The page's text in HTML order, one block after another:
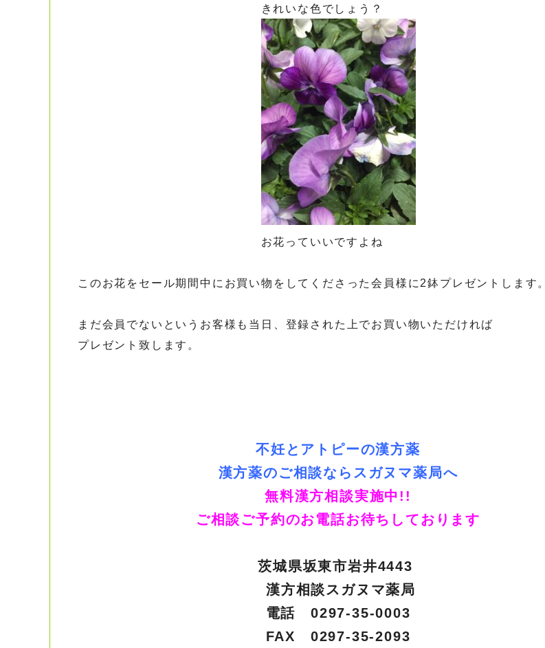
きれいな色でしょう？
お花っていいですよね
このお花をセール期間中にお買い物をしてくださった会員様に2鉢プレゼントします。
まだ会員でないというお客様も当日、登録された上でお買い物いただければ
プレゼント致します。
不妊とアトピーの漢方薬
漢方薬のご相談ならスガヌマ薬局へ
無料漢方相談実施中!!
ご相談ご予約のお電話お待ちしております
茨城県坂東市岩井4443
漢方相談スガヌマ薬局
電話 0297-35-0003
FAX 0297-35-2093